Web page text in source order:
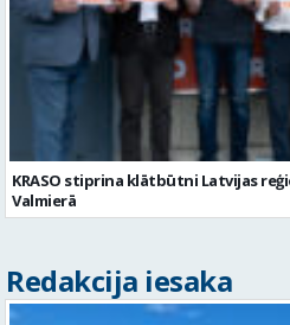
KRASO stiprina klātbūtni Latvijas
Valmierā
Redakcija iesaka